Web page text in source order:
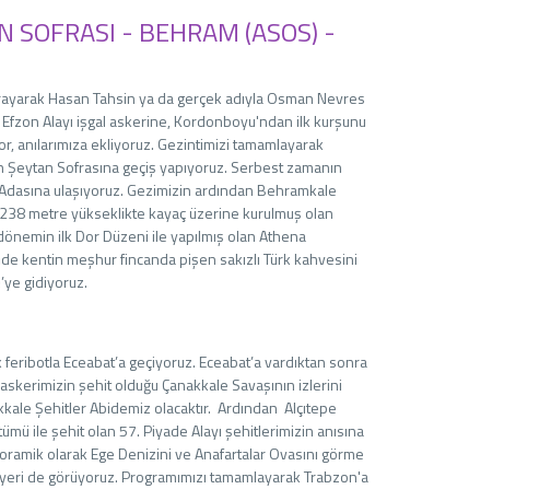
SOFRASI - BEHRAM (ASOS) -
Hasan Tahsin ya da gerçek adıyla Osman Nevres
Alayı işgal askerine, Kordonboyu'ndan ilk kurşunu
ekliyoruz. Gezintimizi tamamlayarak
Sofrasına geçiş yapıyoruz. Serbest zamanın
ulaşıyoruz. Gezimizin ardından Behramkale
metre yükseklikte kayaç üzerine kurulmuş olan
ilk Dor Düzeni ile yapılmış olan Athena
kentin meşhur fincanda pişen sakızlı Türk kahvesini
gidiyoruz.
Eceabat’a geçiyoruz. Eceabat’a vardıktan sonra
şehit olduğu Çanakkale Savaşının izlerini
Şehitler Abidemiz olacaktır. Ardından Alçıtepe
ile şehit olan 57. Piyade Alayı şehitlerimizin anısına
olarak Ege Denizini ve Anafartalar Ovasını görme
de görüyoruz. Programımızı tamamlayarak Trabzon'a